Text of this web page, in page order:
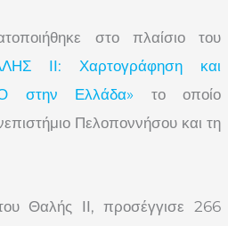
στο πλαίσιο του
ΙΙ: Χαρτογράφηση και
στην Ελλάδα» το οποίο
Πελοποννήσου και τη
Θαλής ΙΙ, προσέγγισε 266